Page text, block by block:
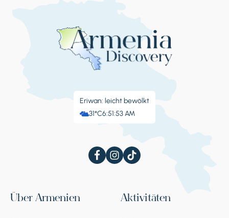
Eriwan: leicht bewölkt
31°C6:51:54 AM
Über Armenien Aktivitäten